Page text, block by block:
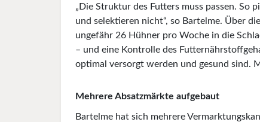
„Die Struktur des Futters muss passen. So
und selektieren nicht“, so Bartelme. Über
ungefähr 26 Hühner pro Woche in die
– und eine Kontrolle des
optimal versorgt werden und gesund sind.
Mehrere Absatzmärkte aufgebaut
Bartelme hat sich mehrere